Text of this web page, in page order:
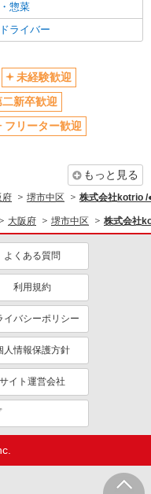
惣菜
ライバー
未経験歓迎
新卒歓迎
フリーター歓迎
もっと見る
府 堺市中区 株式会社kotrio /
大阪府 堺市中区 株式会社
よくある質問
利用規約
イバシーポリシー
人情報保護方針
サイト運営会社